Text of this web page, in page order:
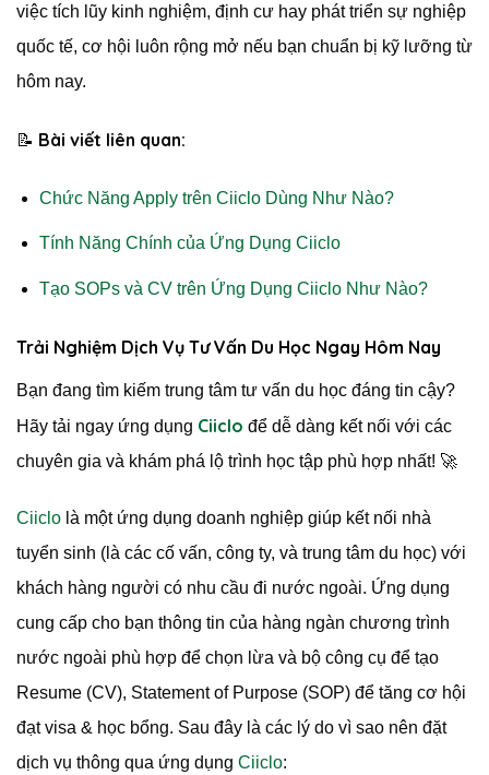
việc tích lũy kinh nghiệm, định cư hay phát triển sự nghiệp
quốc tế, cơ hội luôn rộng mở nếu bạn chuẩn bị kỹ lưỡng từ
hôm nay.
📝 Bài viết liên quan:
Chức Năng Apply trên Ciiclo Dùng Như Nào?
Tính Năng Chính của Ứng Dụng Ciiclo
Tạo SOPs và CV trên Ứng Dụng Ciiclo Như Nào?
Trải Nghiệm Dịch Vụ Tư Vấn Du Học Ngay Hôm Nay
Bạn đang tìm kiếm trung tâm tư vấn du học đáng tin cậy?
Hãy tải ngay ứng dụng Ciiclo để dễ dàng kết nối với các
chuyên gia và khám phá lộ trình học tập phù hợp nhất! 🚀
Ciiclo là một ứng dụng doanh nghiệp giúp kết nối nhà
tuyển sinh (là các cố vấn, công ty, và trung tâm du học) với
khách hàng người có nhu cầu đi nước ngoài. Ứng dụng
cung cấp cho bạn thông tin của hàng ngàn chương trình
nước ngoài phù hợp để chọn lừa và bộ công cụ để tạo
Resume (CV), Statement of Purpose (SOP) để tăng cơ hội
đạt visa & học bổng. Sau đây là các lý do vì sao nên đặt
dịch vụ thông qua ứng dụng Ciiclo: